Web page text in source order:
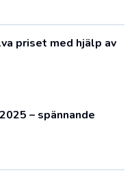
priset med hjälp av
– spännande